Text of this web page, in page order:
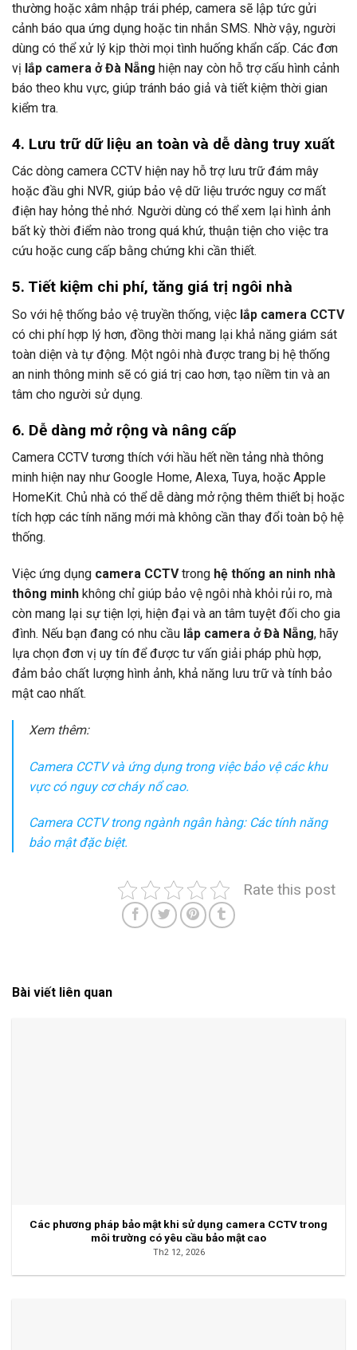
thường hoặc xâm nhập trái phép, camera sẽ lập tức gửi
cảnh báo qua ứng dụng hoặc tin nhắn SMS. Nhờ vậy, người
dùng có thể xử lý kịp thời mọi tình huống khẩn cấp. Các đơn
vị lắp camera ở Đà Nẵng hiện nay còn hỗ trợ cấu hình cảnh
báo theo khu vực, giúp tránh báo giả và tiết kiệm thời gian
kiểm tra.
4. Lưu trữ dữ liệu an toàn và dễ dàng truy xuất
Các dòng camera CCTV hiện nay hỗ trợ lưu trữ đám mây
hoặc đầu ghi NVR, giúp bảo vệ dữ liệu trước nguy cơ mất
điện hay hỏng thẻ nhớ. Người dùng có thể xem lại hình ảnh
bất kỳ thời điểm nào trong quá khứ, thuận tiện cho việc tra
cứu hoặc cung cấp bằng chứng khi cần thiết.
5. Tiết kiệm chi phí, tăng giá trị ngôi nhà
So với hệ thống bảo vệ truyền thống, việc lắp camera CCTV
có chi phí hợp lý hơn, đồng thời mang lại khả năng giám sát
toàn diện và tự động. Một ngôi nhà được trang bị hệ thống
an ninh thông minh sẽ có giá trị cao hơn, tạo niềm tin và an
tâm cho người sử dụng.
6. Dễ dàng mở rộng và nâng cấp
Camera CCTV tương thích với hầu hết nền tảng nhà thông
minh hiện nay như Google Home, Alexa, Tuya, hoặc Apple
HomeKit. Chủ nhà có thể dễ dàng mở rộng thêm thiết bị hoặc
tích hợp các tính năng mới mà không cần thay đổi toàn bộ hệ
thống.
Việc ứng dụng camera CCTVtrong hệ thống an ninh nhà
thông minh không chỉ giúp bảo vệ ngôi nhà khỏi rủi ro, mà
còn mang lại sự tiện lợi, hiện đại và an tâm tuyệt đối cho gia
đình. Nếu bạn đang có nhu cầu lắp camera ở Đà Nẵng, hãy
lựa chọn đơn vị uy tín để được tư vấn giải pháp phù hợp,
đảm bảo chất lượng hình ảnh, khả năng lưu trữ và tính bảo
mật cao nhất.
Xem thêm:
Camera CCTV và ứng dụng trong việc bảo vệ các khu
vực có nguy cơ cháy nổ cao.
Camera CCTV trong ngành ngân hàng: Các tính năng
bảo mật đặc biệt.
Rate this post
Bài viết liên quan
Các phương pháp bảo mật khi sử dụng camera CCTV trong
môi trường có yêu cầu bảo mật cao
Th2 12, 2026